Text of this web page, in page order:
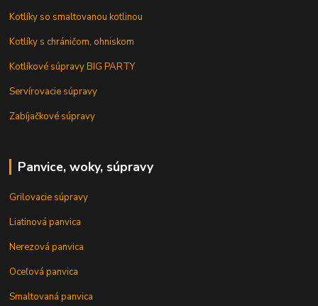
Kotlíky so smaltovanou kotlinou
Kotlíky s chráničom, ohniskom
Kotlíkové súpravy BIG PARTY
Servírovacie súpravy
Zabíjačkové súpravy
Panvice, woky, súpravy
Grilovacie súpravy
Liatinová panvica
Nerezová panvica
Oceľová panvica
Smaltovaná panvica